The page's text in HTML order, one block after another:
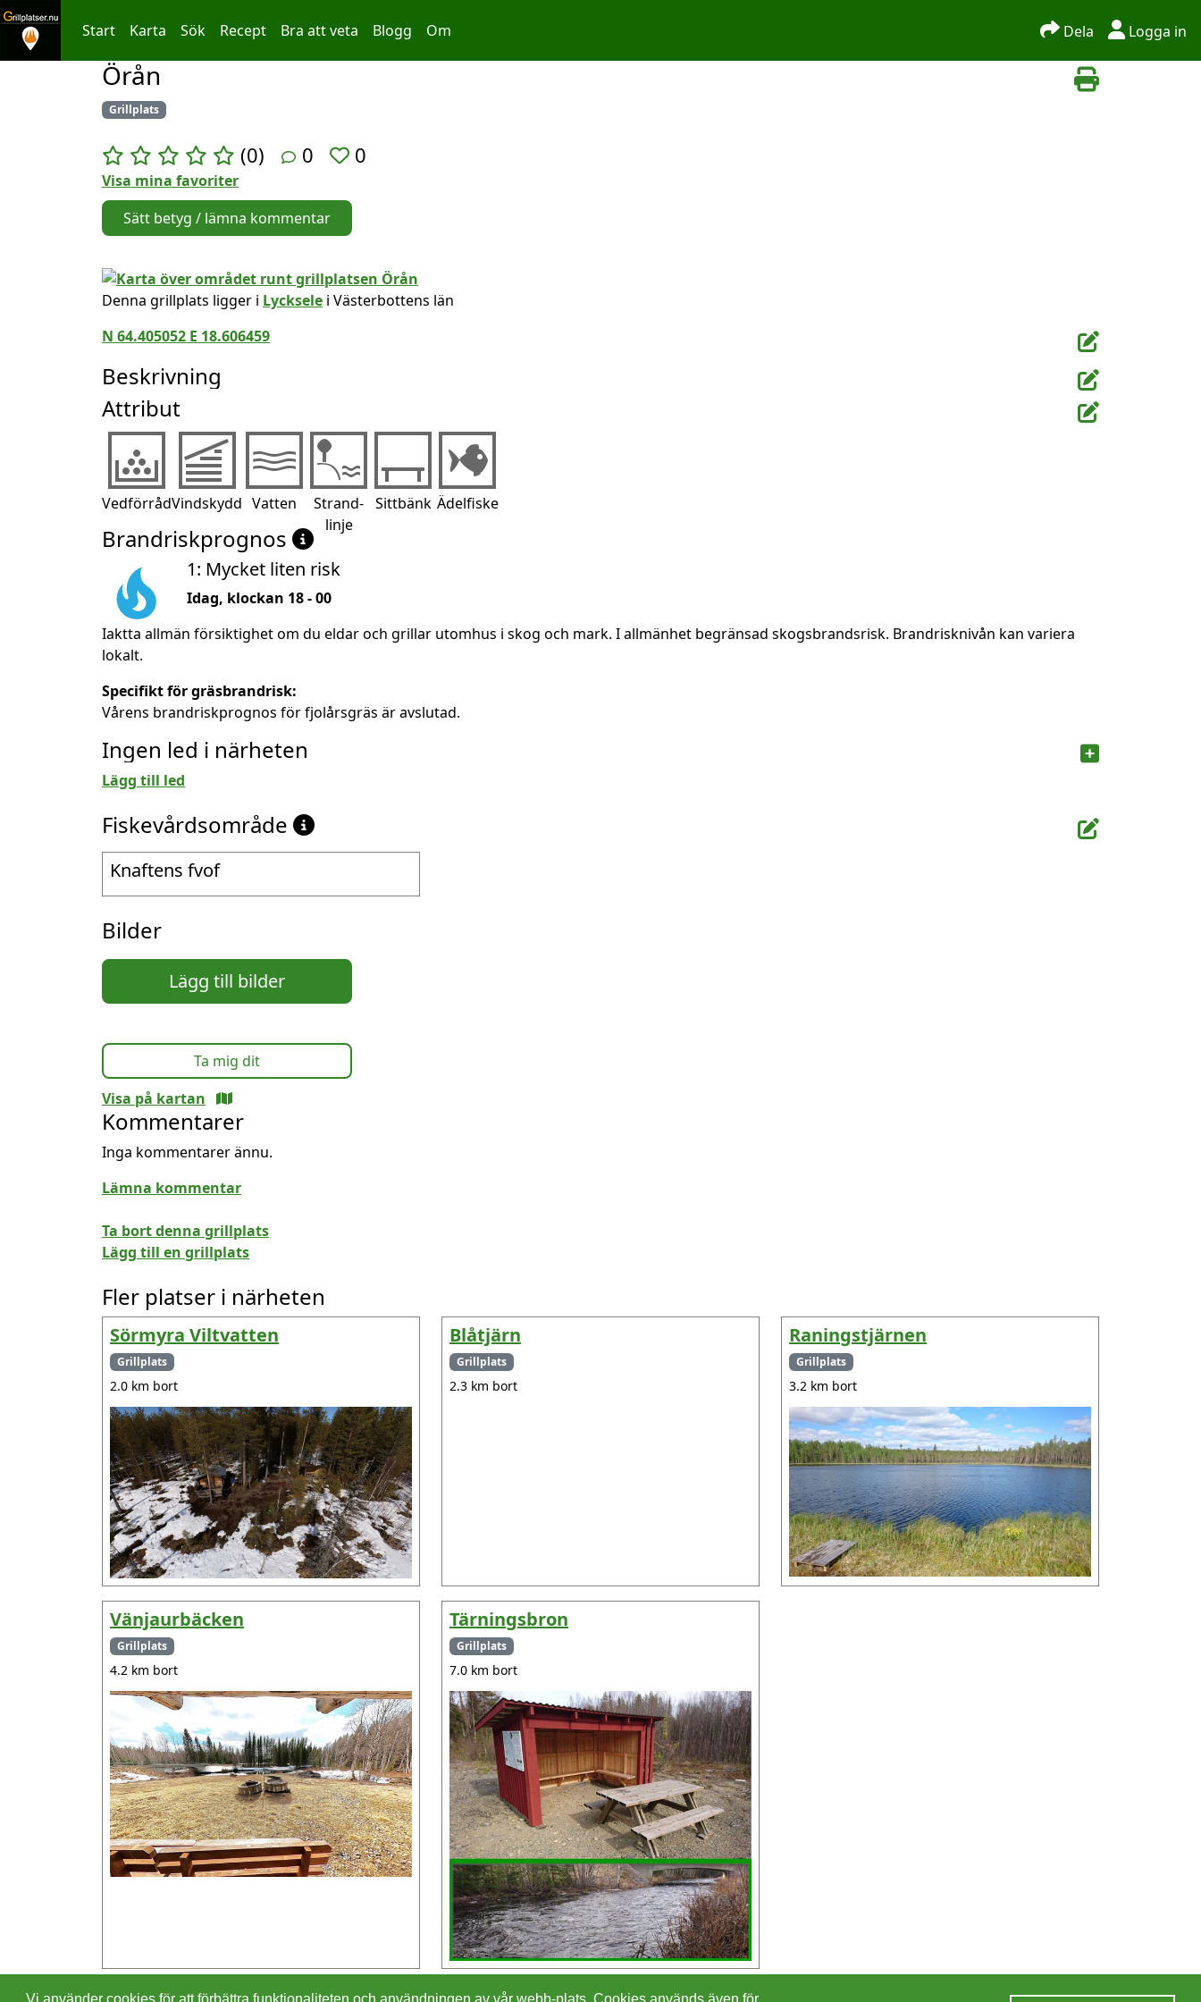
Hoppa till innehållet
Start Karta Sök Recept Bra att veta Blogg Om Dela Logga in
Örån
Grillplats
(0) 0 0
Visa mina favoriter
Sätt betyg / lämna kommentar
Denna grillplats ligger i Lycksele i Västerbottens län
N 64.405052 E 18.606459
Beskrivning
Attribut
VedförrådVindskydd Vatten
Strand-
linje
Sittbänk Ädelfiske
Brandriskprognos
1: Mycket liten risk
Idag, klockan 18 - 00
Iaktta allmän försiktighet om du eldar och grillar utomhus i skog och mark. I allmänhet begränsad skogsbrandsrisk. Brandrisknivån kan variera
lokalt.
Specifikt för gräsbrandrisk:
Vårens brandriskprognos för fjolårsgräs är avslutad.
Ingen led i närheten
Lägg till led
Fiskevårdsområde
Knaftens fvof
Bilder
Lägg till bilder
Ta mig dit
Visa på kartan
Kommentarer
Inga kommentarer ännu.
Lämna kommentar
Ta bort denna grillplats
Lägg till en grillplats
Fler platser i närheten
Sörmyra Viltvatten
Grillplats
2.0 km bort
Blåtjärn
Grillplats
2.3 km bort
Raningstjärnen
Grillplats
3.2 km bort
Vänjaurbäcken
Grillplats
4.2 km bort
Tärningsbron
Grillplats
7.0 km bort
Vi använder cookies för att förbättra funktionaliteten och användningen av vår webb-plats. Cookies används även för